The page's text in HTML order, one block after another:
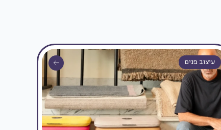
עיצוב פנים